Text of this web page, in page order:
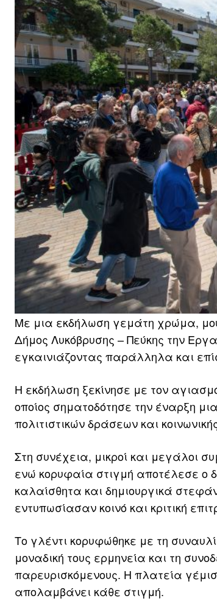
Με μια εκδήλωση γεμάτη χρώμα,
Δήμος Λυκόβρυσης – Πεύκης την
εγκαινιάζοντας παράλληλα και
Η εκδήλωση ξεκίνησε με τον
οποίος σηματοδότησε την έναρξη
πολιτιστικών δράσεων και
Στη συνέχεια, μικροί και μεγάλοι
ενώ κορυφαία στιγμή αποτέλεσε ο
καλαίσθητα και δημιουργικά
εντυπωσίασαν κοινό και κριτική
Το γλέντι κορυφώθηκε με τη
μοναδική τους ερμηνεία και τη
παρευρισκόμενους. Η πλατεία
απολαμβάνει κάθε στιγμή.